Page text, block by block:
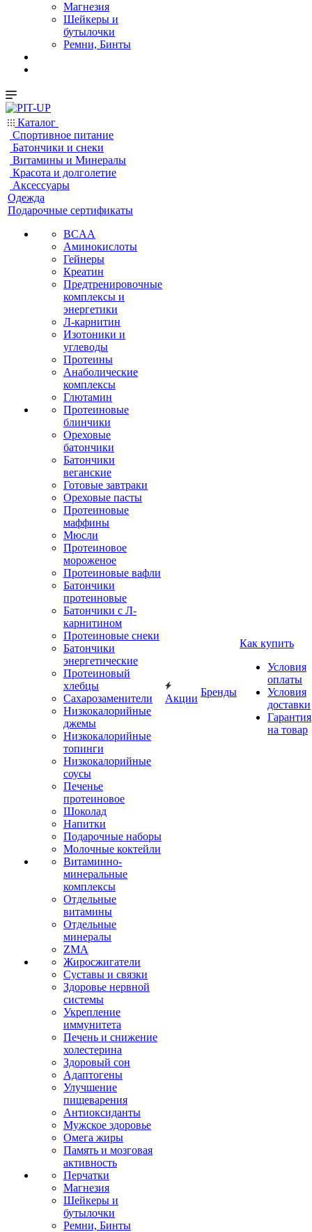
Магнезия
Шейкеры и
бутылочки
Ремни, Бинты
Каталог
Спортивное питание
Батончики и снеки
Витамины и Минералы
Красота и долголетие
Аксессуары
Одежда
Подарочные сертификаты
BCAA
Аминокислоты
Гейнеры
Креатин
Предтренировочные
комплексы и
энергетики
Л-карнитин
Изотоники и
углеводы
Протеины
Анаболические
комплексы
Глютамин
Протеиновые
блинчики
Ореховые
батончики
Батончики
веганские
Готовые завтраки
Ореховые пасты
Протеиновые
маффины
Мюсли
Протеиновое
мороженое
Протеиновые вафли
Батончики
протеиновые
Батончики с Л-
карнитином
Протеиновые снеки
Батончики
энергетические
Протеиновый
хлебцы
Сахарозаменители
Низкокалорийные
джемы
Низкокалорийные
топинги
Низкокалорийные
соусы
Печенье
протеиновое
Шоколад
Напитки
Подарочные наборы
Молочные коктейли
Витаминно-
минеральные
комплексы
Отдельные
витамины
Отдельные
минералы
ZMA
Жиросжигатели
Суставы и связки
Здоровье нервной
системы
Укрепление
иммунитета
Печень и снижение
холестерина
Здоровый сон
Адаптогены
Улучшение
пищеварения
Антиоксиданты
Мужское здоровье
Омега жиры
Память и мозговая
активность
Перчатки
Магнезия
Шейкеры и
бутылочки
Ремни, Бинты
Акции
Бренды
Как купить
Условия
оплаты
Условия
доставки
Гарантия
на товар